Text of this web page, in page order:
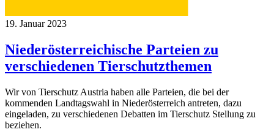
19. Januar 2023
Niederösterreichische Parteien zu
verschiedenen Tierschutzthemen
Wir von Tierschutz Austria haben alle Parteien, die bei der
kommenden Landtagswahl in Niederösterreich antreten, dazu
eingeladen, zu verschiedenen Debatten im Tierschutz Stellung zu
beziehen.